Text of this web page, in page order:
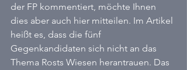
der FP kommentiert, möchte Ihnen
dies aber auch hier mitteilen. Im Artikel
heißt es, dass die fünf
Gegenkandidaten sich nicht an das
Thema Rosts Wiesen herantrauen. Das